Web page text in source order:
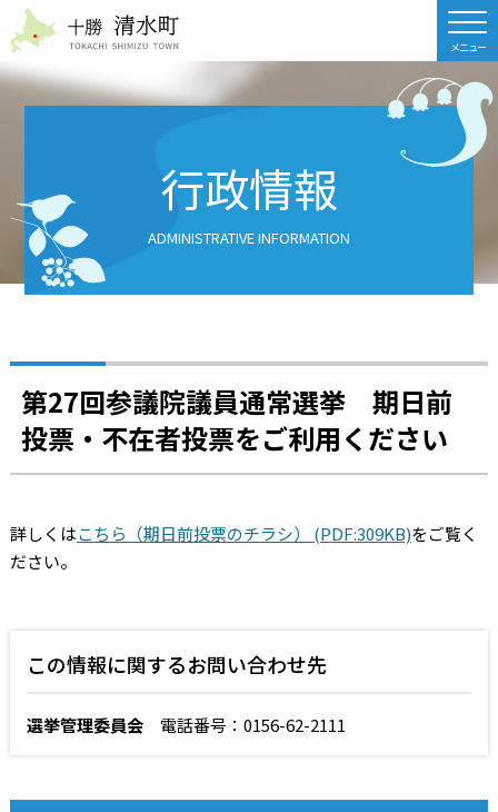
行政情報
ADMINISTRATIVE INFORMATION
第27回参議院議員通常選挙 期日前
投票・不在者投票をご利用ください
詳しくはこちら（期日前投票のチラシ） (PDF:309KB)をご覧く
ださい。
この情報に関するお問い合わせ先
選挙管理委員会電話番号：0156-62-2111